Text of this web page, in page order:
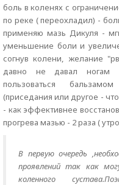
боль в коленях с
по реке ( переохладил) -
применяю мазь Дикуля -
уменьшение боли и
согнув колени, желание
давно не давал ногам
пользоваться
(приседания или другое -
- как эффективнее
прогрева мазью - 2 раза (
В первую очередь
проявлений так как
коленного